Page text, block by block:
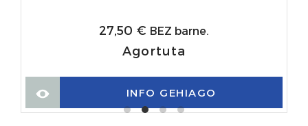
27,50 € BEZ barne.
Agortuta
INFO GEHIAGO